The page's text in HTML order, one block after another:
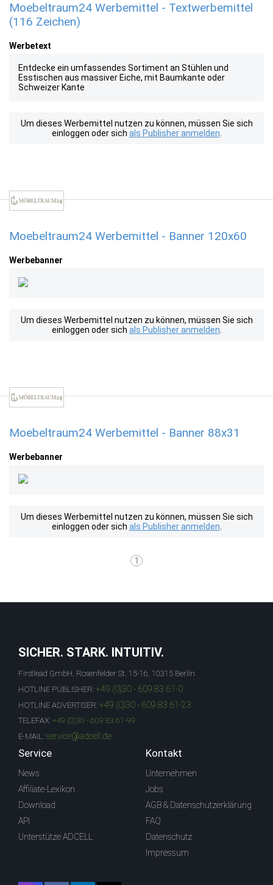
Moebeltraum24 Werbemittel - Textwerbemittel
(116 Zeichen)
Werbetext
Entdecke ein umfassendes Sortiment an Stühlen und
Esstischen aus massiver Eiche, mit Baumkante oder
Schweizer Kante
Um dieses Werbemittel nutzen zu können, müssen Sie sich
einloggen oder sich als Publisher anmelden
Moebeltraum24 Werbemittel - Banner 120x60
Werbebanner
Um dieses Werbemittel nutzen zu können, müssen Sie sich
einloggen oder sich als Publisher anmelden
Moebeltraum24 Werbemittel - Banner 88x31
Werbebanner
Um dieses Werbemittel nutzen zu können, müssen Sie sich
einloggen oder sich als Publisher anmelden
1
SICHER. STARK. INTUITIV.
Firstlead GmbH, Rosenfelder St. 15-16, 10315 Berlin
HOTLINE PUBLISHER: +49 (0)30 - 609 83 61-0
HOTLINE ADVERTISER: +49 (0)30 - 609 83 61-23
TELEFAX: +49 (0)30 - 609 83 61-99
E-MAIL: service@adcell.de
Service
News
Affiliate-Lexikon
Download
API
Unterstütze ADCELL
Kontakt
Unternehmen
Jobs
AGB & Datenschutzerklärung
FAQ
Datenschutz
Impressum